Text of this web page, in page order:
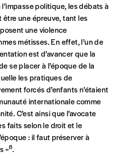
Imag? Nous vous offrons les
publiés.
de l’offre
politique, les débats à
être une épreuve, tant les
une violence
métisses. En effet, l’un de
est d’avancer que la
se placer à l’époque de la
les pratiques de
forcés d’enfants n’étaient
internationale comme
C’est ainsi que l’avocate
faits selon le droit et le
: il faut préserver à
»8.